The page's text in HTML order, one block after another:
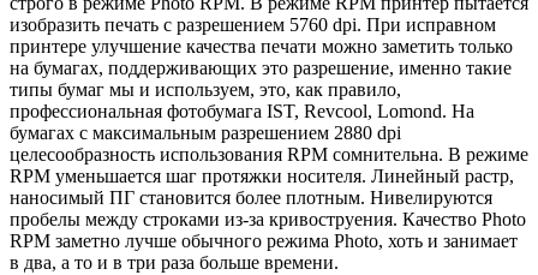
изобразить печать с разрешением 5760 dpi. При исправном
принтере улучшение качества печати можно заметить только
на бумагах, поддерживающих это разрешение, именно такие
типы бумаг мы и используем, это, как правило,
профессиональная фотобумага IST, Revcool, Lomond. На
бумагах с максимальным разрешением 2880 dpi
целесообразность использования RPM сомнительна. В режиме
RPM уменьшается шаг протяжки носителя. Линейный растр,
наносимый ПГ становится более плотным. Нивелируются
пробелы между строками из-за кривоструения. Качество Photo
RPM заметно лучше обычного режима Photo, хоть и занимает
в два, а то и в три раза больше времени.